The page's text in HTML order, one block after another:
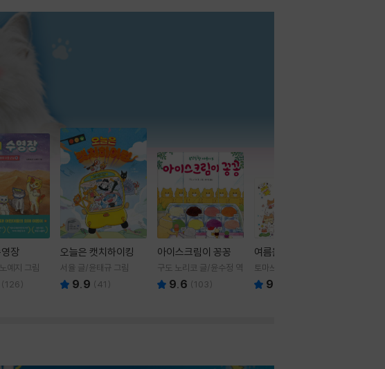
장
예지 그림
(126)
오늘은 캣치하이킹
서율 글/윤태규 그림
9.9 (41 )
아이스크림이 꽁꽁
구도 노리코 글/윤수정 역
9.6 (103)
여름을 부탁해
토마쓰리 글그림
9.8